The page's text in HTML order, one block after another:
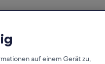
auf einem Gerät zu,